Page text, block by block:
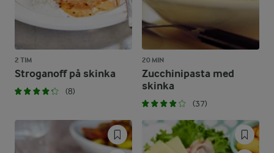
2 TIM
Stroganoff på skinka
(8)
20 MIN
Zucchinipasta med
skinka
(37)